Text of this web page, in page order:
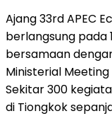
Ajang 33rd APEC
berlangsung pada
bersamaan
Ministerial
Sekitar 300
di Tiongkok